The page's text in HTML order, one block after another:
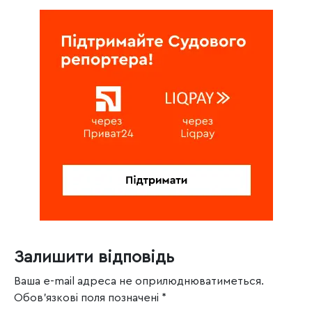
Залишити відповідь
Ваша e-mail адреса не оприлюднюватиметься.
Обов’язкові поля позначені *